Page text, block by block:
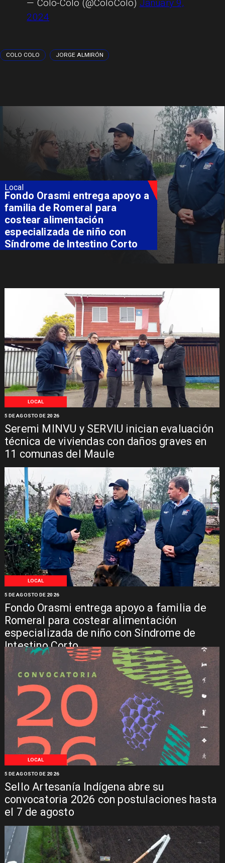
— Colo-Colo (@ColoColo) January 9,
2024
COLO COLO JORGE ALMIRÓN
LOCAL
Seremi MINVU y SERVIU inician evaluación
técnica de viviendas con daños graves en
11 comunas del Maule
5 DE AGOSTO DE 2026
LOCAL
Fondo Orasmi entrega apoyo a familia de
Romeral para costear alimentación
especializada de niño con Síndrome de
Intestino Corto
5 DE AGOSTO DE 2026
LOCAL
Sello Artesanía Indígena abre su
convocatoria 2026 con postulaciones hasta
el 7 de agosto
5 DE AGOSTO DE 2026
Local
Fondo Orasmi entrega apoyo a
familia de Romeral para
costear alimentación
especializada de niño con
Síndrome de Intestino Corto